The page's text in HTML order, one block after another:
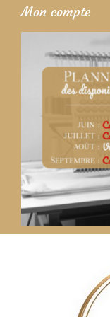
Mon compte